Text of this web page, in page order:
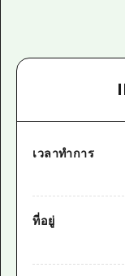
เวลาทำการ
ที่อยู่